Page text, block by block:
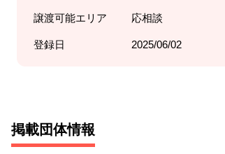
譲渡可能エリア 応相談
登録日 2025/06/02
掲載団体情報